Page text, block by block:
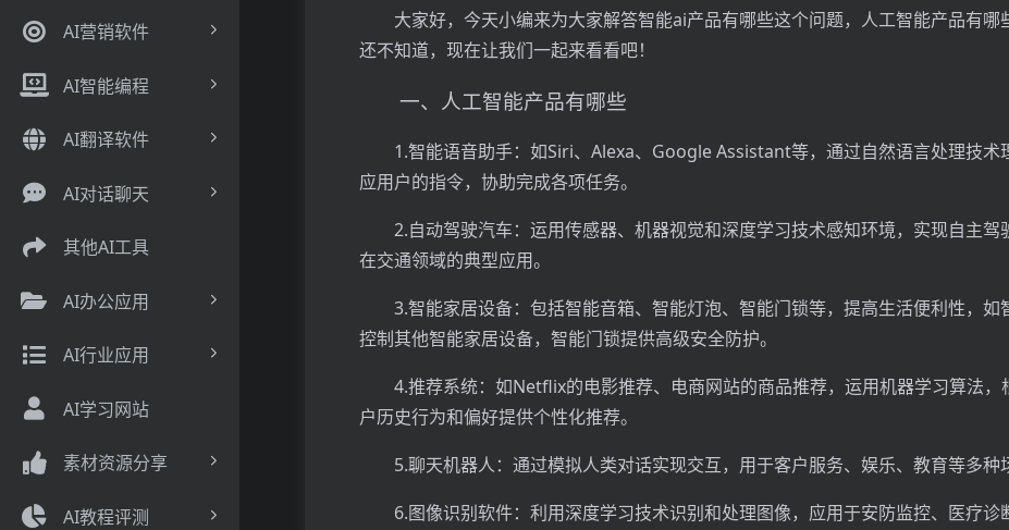
AI营销软件
AI智能编程
AI翻译软件
AI对话聊天
其他AI工具
AI办公应用
AI行业应用
AI学习网站
素材资源分享
AI教程评测
大家好，今天小编来为大家解答智能ai产品有哪些这个问题，人工智能产品有哪
还不知道，现在让我们一起来看看吧！
一、人工智能产品有哪些
1.智能语音助手：如Siri、Alexa、Google Assistant等，通过自然语言处理技术
应用户的指令，协助完成各项任务。
2.自动驾驶汽车：运用传感器、机器视觉和深度学习技术感知环境，实现自主驾
在交通领域的典型应用。
3.智能家居设备：包括智能音箱、智能灯泡、智能门锁等，提高生活便利性，如
控制其他智能家居设备，智能门锁提供高级安全防护。
4.推荐系统：如Netflix的电影推荐、电商网站的商品推荐，运用机器学习算法，
户历史行为和偏好提供个性化推荐。
5.聊天机器人：通过模拟人类对话实现交互，用于客户服务、娱乐、教育等多种
6.图像识别软件：利用深度学习技术识别和处理图像，应用于安防监控、医疗诊